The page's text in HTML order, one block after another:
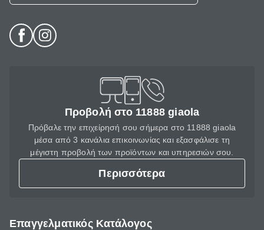
Προβολή στο 11888 giaola
Πρόβαλε την επιχείρησή σου σήμερα στο 11888 giaola
μέσα από 3 κανάλια επικοινωνίας και εξασφάλισε τη
μέγιστη προβολή των προϊόντων και υπηρεσιών σου.
Περισσότερα
Επαγγελματικός Κατάλογος